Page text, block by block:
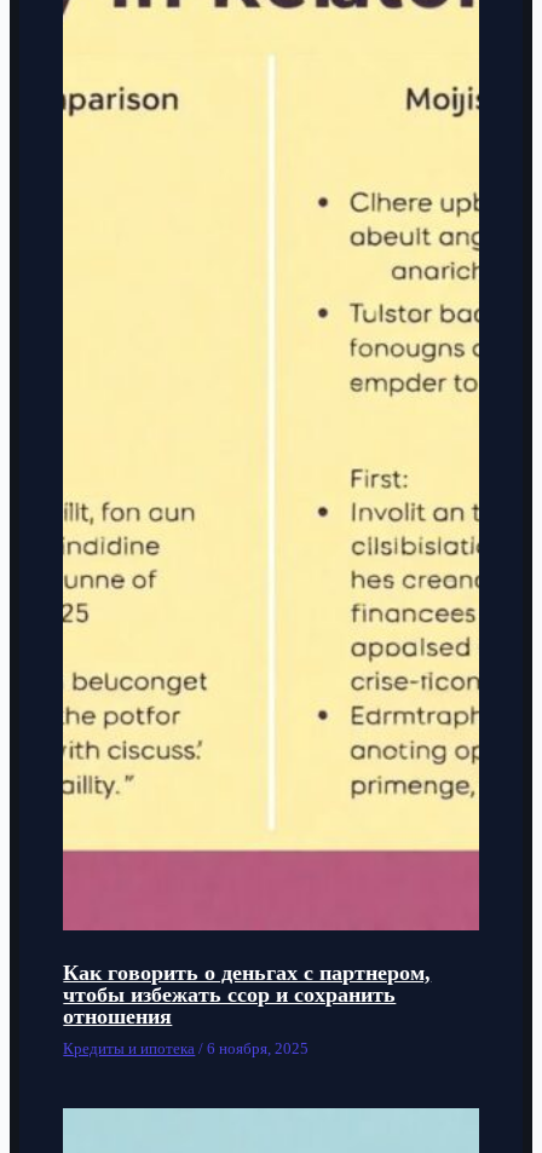
Как говорить о деньгах с партнером,
чтобы избежать ссор и сохранить
отношения
Кредиты и ипотека /6 ноября, 2025